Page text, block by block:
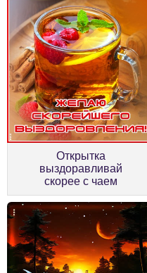
Открытка
выздоравливай
скорее с чаем